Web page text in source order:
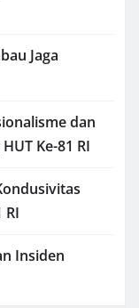
Jaga
dan
Ke-81 RI
RI
Insiden